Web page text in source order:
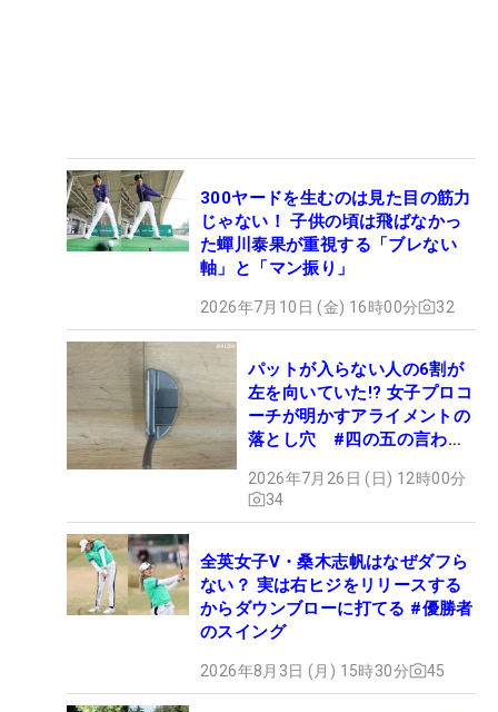
300ヤードを生むのは見た目の筋力
じゃない！ 子供の頃は飛ばなかっ
た蟬川泰果が重視する「ブレない
軸」と「マン振り」
2026年7月10日 (金) 16時00分 32
パットが入らない人の6割が
左を向いていた!? 女子プロコ
ーチが明かすアライメントの
落とし穴 #四の五の言わず
2026年7月26日 (日) 12時00分
34
全英女子V・桑木志帆はなぜダフら
ない？ 実は右ヒジをリリースする
からダウンブローに打てる #優勝者
のスイング
2026年8月3日 (月) 15時30分 45